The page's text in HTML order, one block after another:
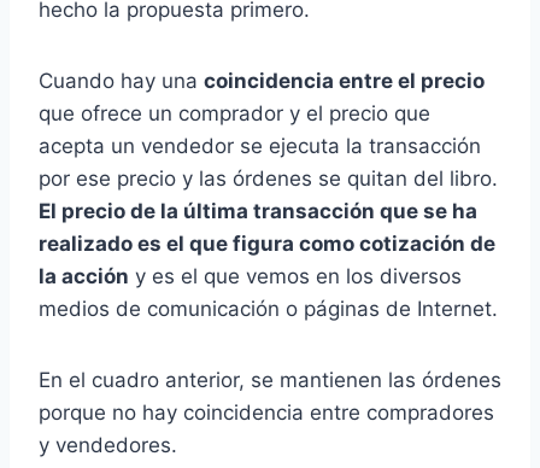
hecho la propuesta primero.
Cuando hay una coincidencia entre el precio
que ofrece un comprador y el precio que
acepta un vendedor se ejecuta la transacción
por ese precio y las órdenes se quitan del libro.
El precio de la última transacción que se ha
realizado es el que figura como cotización de
la acción y es el que vemos en los diversos
medios de comunicación o páginas de Internet.
En el cuadro anterior, se mantienen las órdenes
porque no hay coincidencia entre compradores
y vendedores.